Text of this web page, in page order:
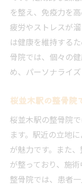
を整え、免疫力を
疲労やストレスが
は健康を維持する
骨院では、個々の
め、パーソナライ
桜並木駅の整骨院
桜並木駅の整骨院
ます。駅近の立地
が魅力です。また
が整っており、施
整骨院では、患者